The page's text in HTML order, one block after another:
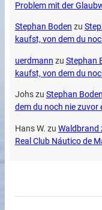
Problem mit der
Stephan Boden zu
kaufst, von dem du
uerdmann zu Stephan
kaufst, von dem du
Johszu Stephan
dem du noch nie
Hans W. zu Waldbrand
Real Club Náutico de